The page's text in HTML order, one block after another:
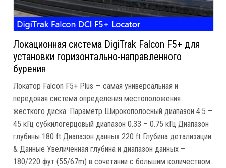
Локационная система DigiTrak Falcon F5+ для
установки горизонтально-направленного
бурения
Локатор Falcon F5+ Plus — самая универсальная и
передовая система определения местоположения
жесткого диска. Параметр Широкополосный диапазон 4.5 –
45 кГц субкилогерцовый диапазон 0.33 – 0.75 кГц Диапазон
глубины 180 ft Диапазон данных 220 ft Глубина детализации
& Данные Увеличенная глубина и диапазон данных –
180/220 фут (55/67m) в сочетании с большим количеством